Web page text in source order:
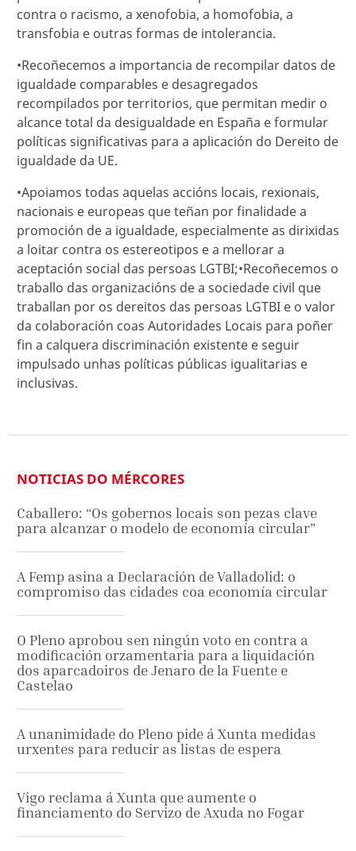
contra o racismo, a xenofobia, a homofobia, a
transfobia e outras formas de intolerancia.
•Recoñecemos a importancia de recompilar datos de
igualdade comparables e desagregados
recompilados por territorios, que permitan medir o
alcance total da desigualdade en España e formular
políticas significativas para a aplicación do Dereito de
igualdade da UE.
•Apoiamos todas aquelas accións locais, rexionais,
nacionais e europeas que teñan por finalidade a
promoción de a igualdade, especialmente as dirixidas
a loitar contra os estereotipos e a mellorar a
aceptación social das persoas LGTBI;•Recoñecemos o
traballo das organizacións de a sociedade civil que
traballan por os dereitos das persoas LGTBI e o valor
da colaboración coas Autoridades Locais para poñer
fin a calquera discriminación existente e seguir
impulsado unhas políticas públicas igualitarias e
inclusivas.
NOTICIAS DO MÉRCORES
Caballero: “Os gobernos locais son pezas clave
para alcanzar o modelo de economía circular”
A Femp asina a Declaración de Valladolid: o
compromiso das cidades coa economía circular
O Pleno aprobou sen ningún voto en contra a
modificación orzamentaria para a liquidación
dos aparcadoiros de Jenaro de la Fuente e
Castelao
A unanimidade do Pleno pide á Xunta medidas
urxentes para reducir as listas de espera
Vigo reclama á Xunta que aumente o
financiamento do Servizo de Axuda no Fogar